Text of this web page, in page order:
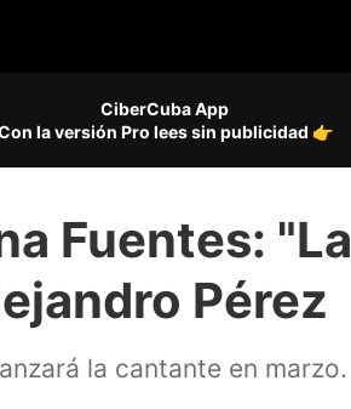
CiberCuba App
la versión Pro lees sin publicidad 👉
Fuentes: "La
Pérez
la cantante en marzo.